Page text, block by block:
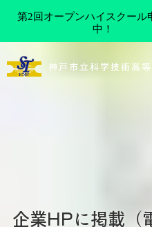
神戸市立科学技術高
企業HPに掲載（
第2回オープンハイスクール
中！